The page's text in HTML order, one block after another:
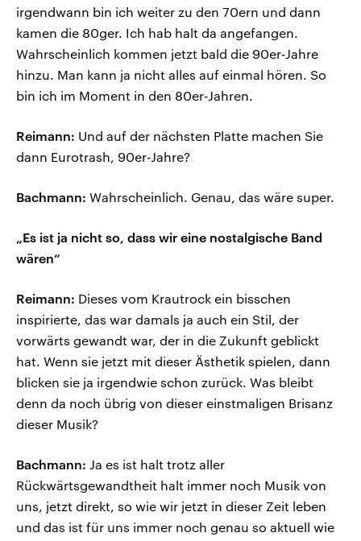
irgendwann bin ich weiter zu den 70ern und dann
kamen die 80ger. Ich hab halt da angefangen.
Wahrscheinlich kommen jetzt bald die 90er-Jahre
hinzu. Man kann ja nicht alles auf einmal hören. So
bin ich im Moment in den 80er-Jahren.
Reimann: Und auf der nächsten Platte machen Sie
dann Eurotrash, 90er-Jahre?
Bachmann: Wahrscheinlich. Genau, das wäre super.
„Es ist ja nicht so, dass wir eine nostalgische Band
wären“
Reimann: Dieses vom Krautrock ein bisschen
inspirierte, das war damals ja auch ein Stil, der
vorwärts gewandt war, der in die Zukunft geblickt
hat. Wenn sie jetzt mit dieser Ästhetik spielen, dann
blicken sie ja irgendwie schon zurück. Was bleibt
denn da noch übrig von dieser einstmaligen Brisanz
dieser Musik?
Bachmann: Ja es ist halt trotz aller
Rückwärtsgewandtheit halt immer noch Musik von
uns, jetzt direkt, so wie wir jetzt in dieser Zeit leben
und das ist für uns immer noch genau so aktuell wie